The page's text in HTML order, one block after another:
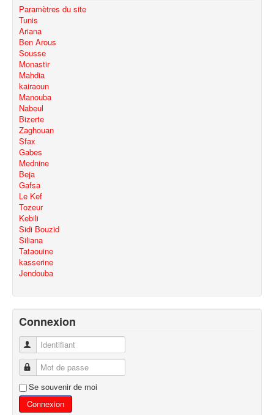
Paramètres du site
Tunis
Ariana
Ben Arous
Sousse
Monastir
Mahdia
kairaoun
Manouba
Nabeul
Bizerte
Zaghouan
Sfax
Gabes
Mednine
Beja
Gafsa
Le Kef
Tozeur
Kebili
Sidi Bouzid
Siliana
Tataouine
kasserine
Jendouba
Connexion
Identifiant
Mot de passe
Se souvenir de moi
Connexion